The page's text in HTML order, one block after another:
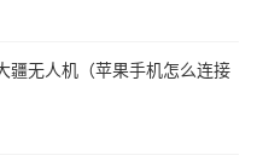
疆无人机（苹果手机怎么连接